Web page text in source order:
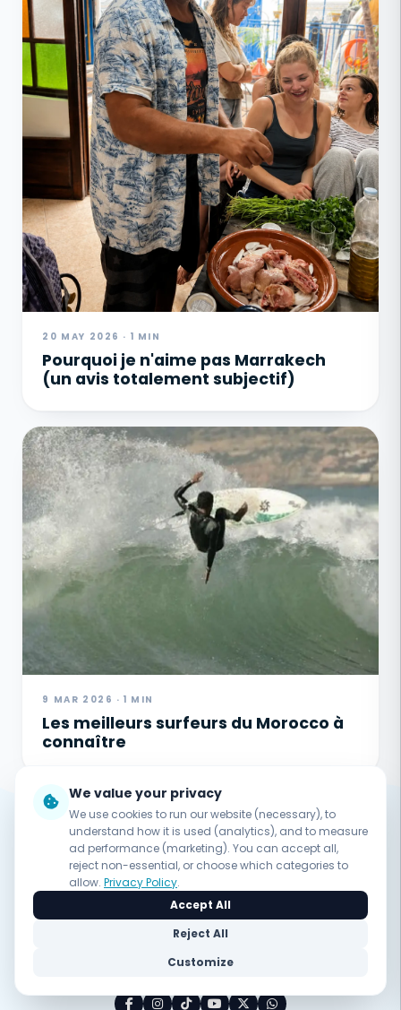
20 MAY 2026 · 1 MIN
Pourquoi je n'aime pas Marrakech
(un avis totalement subjectif)
9 MAR 2026 · 1 MIN
Les meilleurs surfeurs du Morocco à
connaître
Nomad surf camp
Découvrez le véritable esprit du surf au cœur de
Tamraght, Maroc. Un coaching expert, des vues océan
à couper le souffle et une ambiance familiale.
We value your privacy
We use cookies to run our website (necessary), to
understand how it is used (analytics), and to measure
ad performance (marketing). You can accept all,
reject non-essential, or choose which categories to
allow. Privacy Policy.
Customize
Reject All
Accept All